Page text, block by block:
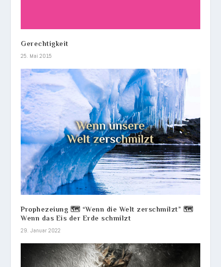
Gerechtigkeit
25. Mai 2015
Prophezeiung 🗺️ “Wenn die Welt zerschmilzt” 🗺️
Wenn das Eis der Erde schmilzt
29. Januar 2022